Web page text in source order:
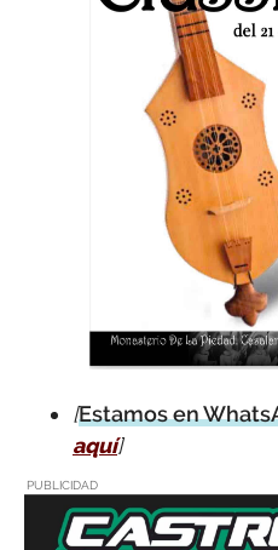
[Estamos en
aquí]
PUBLICIDAD